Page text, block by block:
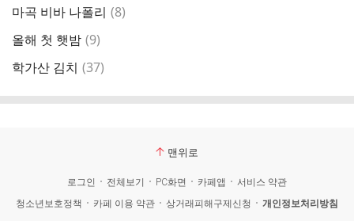
마곡 비바 나폴리 댓
(8)
올해 첫 햇밤 댓
(9)
학가산 김치 댓
(37)
맨위로
로그인 전체보기 PC화면 카페앱
서비스 약관
청소년보호정책
카페 이용 약관 상거래피해구제신청 개인정보처리방침